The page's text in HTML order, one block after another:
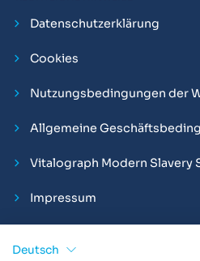
Datenschutzerklärung
Cookies
Nutzungsbedingungen der
Allgemeine
Vitalograph Modern Slavery
Impressum
Deutsch